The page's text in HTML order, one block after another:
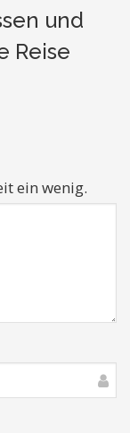
und
Reise
ein wenig.